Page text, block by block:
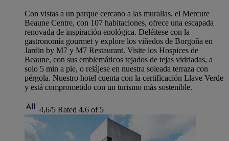
Con vistas a un parque cercano a las murallas, el Mercure
Beaune Centre, con 107 habitaciones, ofrece una escapada
renovada de inspiración enológica. Deléitese con la
gastronomía gourmet y explore los viñedos de Borgoña en
Jardin by M7 y M7 Restaurant. Visite los Hospices de
Beaune, con sus emblemáticos tejados de tejas vidriadas, a
solo 5 min a pie, o relájese en nuestra soleada terraza con
pérgola. Nuestro hotel cuenta con la certificación Llave Verde
y está comprometido con un turismo más sostenible.
4,6/5 Rated 4,6 of 5